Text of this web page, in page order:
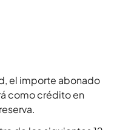
el importe abonado
como crédito en